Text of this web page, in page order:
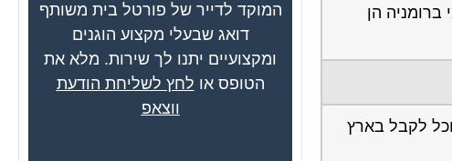
ברומניה הן
לקבל בארץ
המוקד לדייר של פורטל בית משותף
דואג שבעלי מקצוע הוגנים
ומקצועיים יתנו לך שירות. מלא את
הטופס או לחץ לשליחת הודעת
ווצאפ